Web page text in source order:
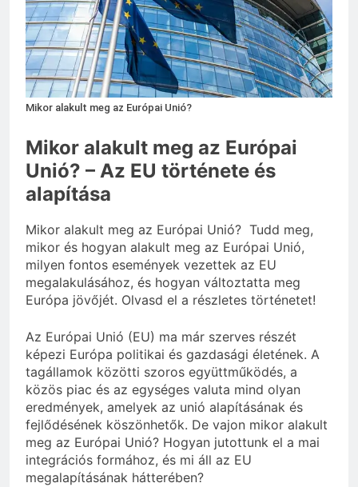
3 Nap Ezelőtt
Mikor alakult meg az Európai Unió?
Mikor alakult meg az Európai
Unió? – Az EU története és
alapítása
Mikor alakult meg az Európai Unió? Tudd meg,
mikor és hogyan alakult meg az Európai Unió,
milyen fontos események vezettek az EU
megalakulásához, és hogyan változtatta meg
Európa jövőjét. Olvasd el a részletes történetet!
Az Európai Unió (EU) ma már szerves részét
képezi Európa politikai és gazdasági életének. A
tagállamok közötti szoros együttműködés, a
közös piac és az egységes valuta mind olyan
eredmények, amelyek az unió alapításának és
fejlődésének köszönhetők. De vajon mikor alakult
meg az Európai Unió? Hogyan jutottunk el a mai
integrációs formához, és mi áll az EU
megalapításának hátterében?